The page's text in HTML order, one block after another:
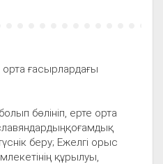
ғасырлардағы
бөлініп, ерте орта
беру; Ежелгі орыс
құрылуы,